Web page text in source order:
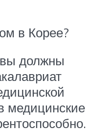
в Корее?
должны
медицинские